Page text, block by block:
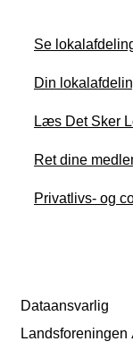
Se
Din
Læs Det Sker
Ret dine
Privatlivs- og
Dataansvarlig